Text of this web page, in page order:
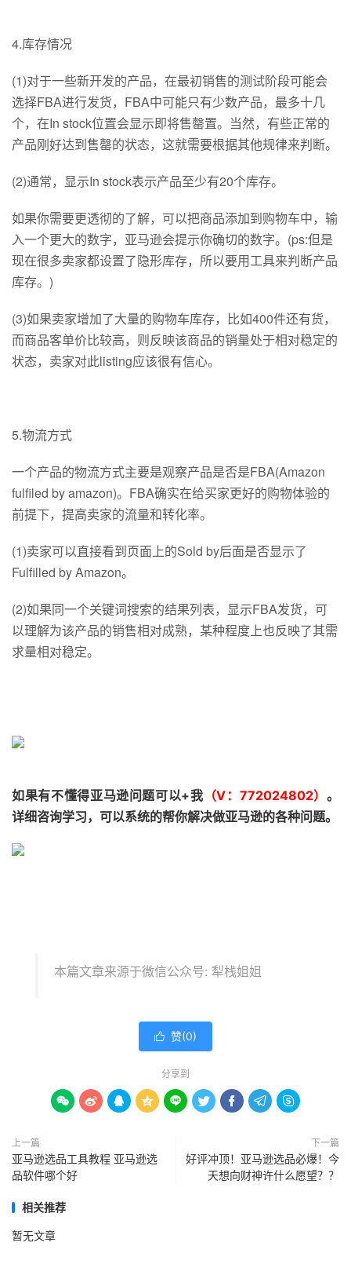
4.库存情况
(1)对于一些新开发的产品，在最初销售的测试阶段可能会
选择FBA进行发货，FBA中可能只有少数产品，最多十几
个，在In stock位置会显示即将售罄置。当然，有些正常的
产品刚好达到售罄的状态，这就需要根据其他规律来判断。
(2)通常，显示In stock表示产品至少有20个库存。
如果你需要更透彻的了解，可以把商品添加到购物车中，输
入一个更大的数字，亚马逊会提示你确切的数字。(ps:但是
现在很多卖家都设置了隐形库存，所以要用工具来判断产品
库存。)
(3)如果卖家增加了大量的购物车库存，比如400件还有货，
而商品客单价比较高，则反映该商品的销量处于相对稳定的
状态，卖家对此listing应该很有信心。
5.物流方式
一个产品的物流方式主要是观察产品是否是FBA(Amazon
fulfiled by amazon)。FBA确实在给买家更好的购物体验的
前提下，提高卖家的流量和转化率。
(1)卖家可以直接看到页面上的Sold by后面是否显示了
Fulfilled by Amazon。
(2)如果同一个关键词搜索的结果列表，显示FBA发货，可
以理解为该产品的销售相对成熟，某种程度上也反映了其需
求量相对稳定。
如果有不懂得亚马逊问题可以+我 （V：772024802） 。
详细咨询学习，可以系统的帮你解决做亚马逊的各种问题。
本篇文章来源于微信公众号: 犁栈姐姐
 赞(0)
分享到
        
上一篇
亚马逊选品工具教程 亚马逊选
品软件哪个好
下一篇
好评冲顶！亚马逊选品必爆！今
天想向财神许什么愿望？？
相关推荐
暂无文章